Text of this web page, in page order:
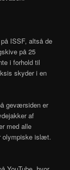
ISSF, altså de
på 25
i forhold til
skyder i en
geværsiden er
af
med alle
olympiske islæt.